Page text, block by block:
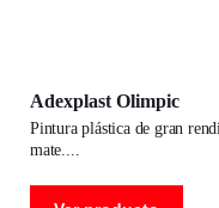
Adexplast Olimpic
pintura plástica de gran rendimiento, cubrición y blancura. acabado
mate.